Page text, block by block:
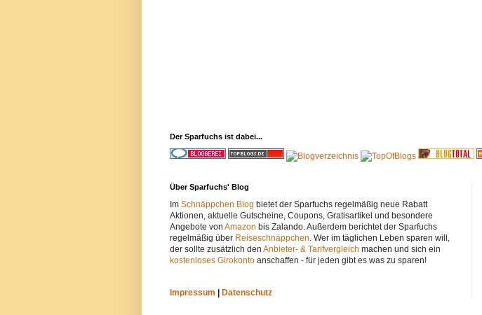
Der Sparfuchs ist dabei...
Über Sparfuchs' Blog
Im Schnäppchen Blog bietet der Sparfuchs regelmäßig neue Rabatt
Aktionen, aktuelle Gutscheine, Coupons, Gratisartikel und besondere
Angebote von Amazon bis Zalando. Außerdem berichtet der Sparfuchs
regelmäßig über Reiseschnäppchen. Wer im täglichen Leben sparen will,
der sollte zusätzlich den Anbieter- & Tarifvergleich machen und sich ein
kostenloses Girokonto anschaffen - für jeden gibt es was zu sparen!
Impressum Datenschutz